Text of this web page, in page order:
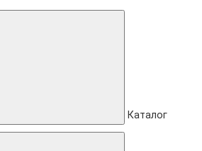
Каталог